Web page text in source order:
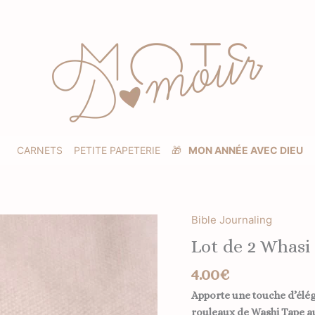
CARNETS PETITE PAPETERIE 🎁 MON ANNÉE AVEC DIEU
Bible Journaling
Lot de 2
4.00€
Apporte une touche
rouleaux de Washi Tape
quantité
de
Lot
de
2
Whasi